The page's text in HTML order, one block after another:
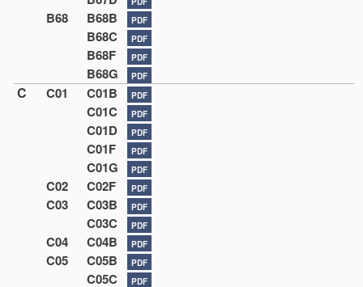
B68 B68B PDF
B68C PDF
B68F PDF
B68G PDF
C C01 C01B PDF
C01C PDF
C01D PDF
C01F PDF
C01G PDF
C02 C02F PDF
C03 C03B PDF
C03C PDF
C04 C04B PDF
C05 C05B PDF
C05C PDF